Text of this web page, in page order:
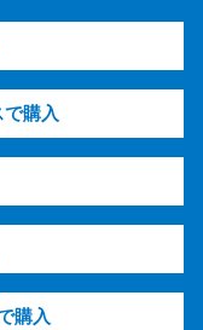
購入
購入